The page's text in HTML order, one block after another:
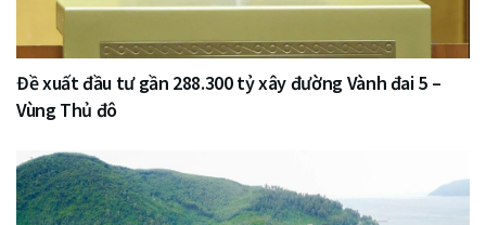
Đề xuất đầu tư gần 288.300 tỷ xây đường Vành đai 5 –
Vùng Thủ đô